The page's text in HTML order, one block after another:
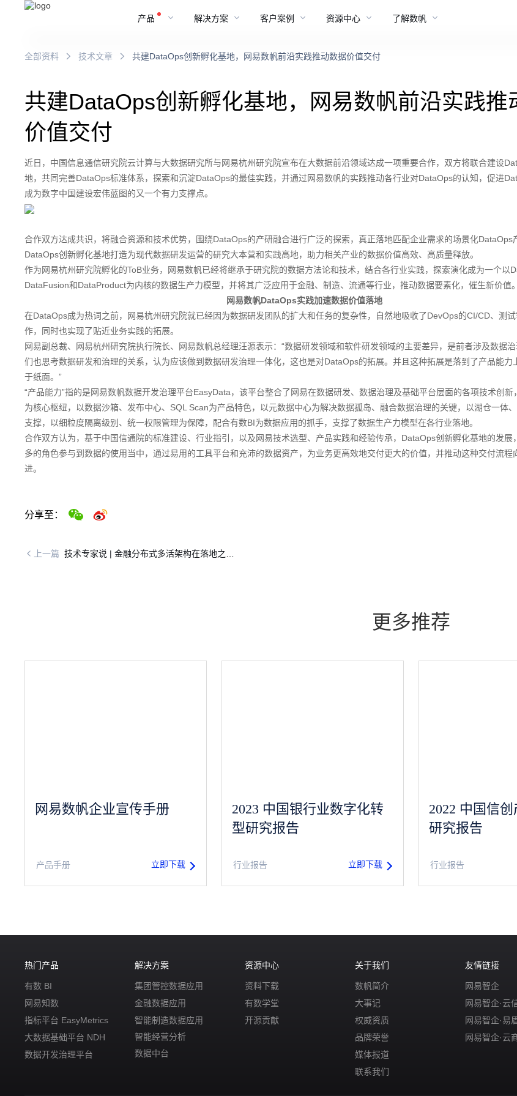
产品 解决方案 客户案例 资源中心 了解数帆
全部资料 技术文章 共建DataOps创新孵化基地，网易数帆前沿实践推动数据价值交付
共建DataOps创新孵化基地，网易数帆前沿实践推
价值交付
近日，中国信息通信研究院云计算与大数据研究所与网易杭州研究院宣布在大数据前沿领域达成一项重要合作，双方将联合建设
地，共同完善DataOps标准体系，探索和沉淀DataOps的最佳实践，并通过网易数帆的实践推动各行业对DataOps的认知，促进
成为数字中国建设宏伟蓝图的又一个有力支撑点。
合作双方达成共识，将融合资源和技术优势，围绕DataOps的产研融合进行广泛的探索，真正落地匹配企业需求的场景化DataOps
DataOps创新孵化基地打造为现代数据研发运营的研究大本营和实践高地，助力相关产业的数据价值高效、高质量释放。
作为网易杭州研究院孵化的ToB业务，网易数帆已经将继承于研究院的数据方法论和技术，结合各行业实践，探索演化成为一个以
DataFusion和DataProduct为内核的数据生产力模型，并将其广泛应用于金融、制造、流通等行业，推动数据要素化，催生新价值。
网易数帆DataOps实践加速数据价值落地
在DataOps成为热词之前，网易杭州研究院就已经因为数据研发团队的扩大和任务的复杂性，自然地吸收了DevOps的CI/CD、测
作，同时也实现了贴近业务实践的拓展。
网易副总裁、网易杭州研究院执行院长、网易数帆总经理汪源表示：“数据研发领域和软件研发领域的主要差异，是前者涉及数据
们也思考数据研发和治理的关系，认为应该做到数据研发治理一体化，这也是对DataOps的拓展。并且这种拓展是落到了产品能力
于纸面。”
“产品能力”指的是网易数帆数据开发治理平台EasyData，该平台整合了网易在数据研发、数据治理及基础平台层面的各项技术创新
为核心枢纽，以数据沙箱、发布中心、SQL Scan为产品特色，以元数据中心为解决数据孤岛、融合数据治理的关键，以湖仓一体
支撑，以细粒度隔离级别、统一权限管理为保障，配合有数BI为数据应用的抓手，支撑了数据生产力模型在各行业落地。
合作双方认为，基于中国信通院的标准建设、行业指引，以及网易技术选型、产品实践和经验传承，DataOps创新孵化基地的发展
多的角色参与到数据的使用当中，通过易用的工具平台和充沛的数据资产，为业务更高效地交付更大的价值，并推动这种交付流程
进。
分享至：
上一篇 技术专家说 | 金融分布式多活架构在落地之
更多推荐
网易数帆企业宣传手册
产品手册 立即下载
2023 中国银行业数字化转
型研究报告
行业报告 立即下载
2022 中国信
研究报告
行业报告
热门产品
有数 BI
网易知数
指标平台 EasyMetrics
大数据基础平台 NDH
数据开发治理平台
解决方案
集团管控数据应用
金融数据应用
智能制造数据应用
智能经营分析
数据中台
资源中心
资料下载
有数学堂
开源贡献
关于我们
数帆简介
大事记
权威资质
品牌荣誉
媒体报道
联系我们
友情链接
网易智企
网易智企·云
网易智企·易
网易智企·云